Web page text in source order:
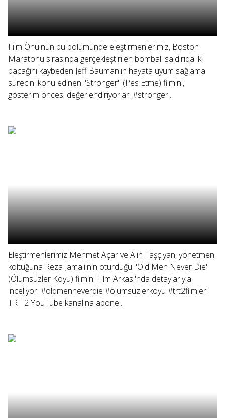
Film Önü'nün bu bölümünde eleştirmenlerimiz, Boston
Maratonu sırasında gerçekleştirilen bombalı saldırıda iki
bacağını kaybeden Jeff Bauman'ın hayata uyum sağlama
sürecini konu edinen "Stronger" (Pes Etme) filmini,
gösterim öncesi değerlendiriyorlar. #stronger...
Eleştirmenlerimiz Mehmet Açar ve Alin Taşçıyan, yönetmen
koltuğuna Reza Jamali'nin oturduğu "Old Men Never Die"
(Ölümsüzler Köyü) filmini Film Arkası'nda detaylarıyla
inceliyor. #oldmenneverdie #ölümsüzlerköyü #trt2filmleri
TRT 2 YouTube kanalına abone...